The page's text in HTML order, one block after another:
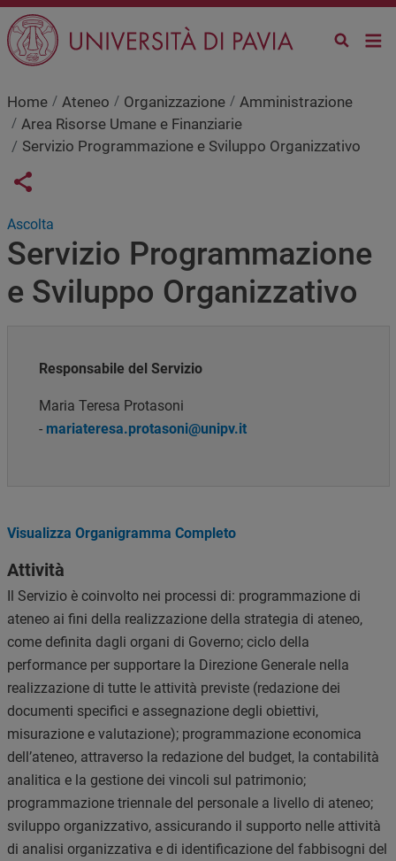
Salta al contenuto principale
Home Ateneo Organizzazione
Amministrazione
Area Risorse Umane e Finanziarie
Servizio Programmazione e Sviluppo Organizzativo
Links condivisione social
Share button
Ascolta
Servizio Programmazione
e Sviluppo Organizzativo
Responsabile del Servizio
Maria Teresa Protasoni
- mariateresa.protasoni@unipv.it
Visualizza Organigramma Completo
Attività
Il Servizio è coinvolto nei processi di: programmazione di
ateneo ai fini della realizzazione della strategia di ateneo,
come definita dagli organi di Governo; ciclo della
performance per supportare la Direzione Generale nella
realizzazione di tutte le attività previste (redazione dei
documenti specifici e assegnazione degli obiettivi,
misurazione e valutazione); programmazione economica
dell’ateneo, attraverso la redazione del budget, la contabilità
analitica e la gestione dei vincoli sul patrimonio;
programmazione triennale del personale a livello di ateneo;
sviluppo organizzativo, assicurando il supporto nelle attività
di analisi organizzativa e di identificazione del fabbisogni del